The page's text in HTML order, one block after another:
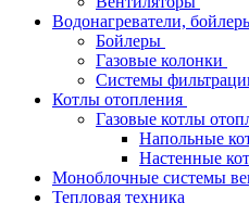
Водонагреватели,
Бойлеры
Газовые колонки
Системы
Котлы отопления
Газовые котлы
Напольные
Настенные
Моноблочные системы
Тепловая техника